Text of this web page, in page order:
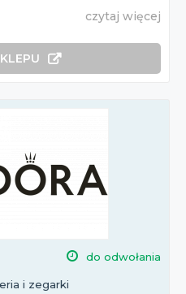
czytaj więcej
do odwołania
i zegarki